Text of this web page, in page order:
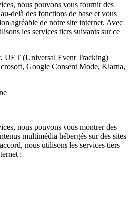
nous pouvons vous fournir des
delà des fonctions de base et vous
agréable de notre site internet. Avec
les services tiers suivants sur ce
UET (Universal Event Tracking)
Google Consent Mode, Klarna,
nous pouvons vous montrer des
multimédia hébergés sur des sites
nous utilisons les services tiers
: